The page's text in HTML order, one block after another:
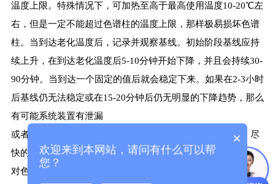
温度上限。特殊情况下，可加热至高于最高使用温度10-20℃左
右，但是一定不能超过色谱柱的温度上限，那样极易损坏色谱
柱。当到达老化温度后，记录并观察基线。初始阶段基线应持
续上升，在到达老化温度后5-10分钟开始下降，并且会持续30-
90分钟。当到达一个固定的值后就会稳定下来。如果在2-3小时
后基线仍无法稳定或在15-20分钟后仍无明显的下降趋势，那么
有可能系统装置有泄漏
或者污染。遇到这样的情况，应立即将柱温降到40℃以下，尽
快的检查系统并解决相关的问题。如果还是继续的老化，不仅
对色谱柱有损坏而且始终得不到正常稳定的基线。一般来说，
×
欢迎来到本网站，请问有什么可以帮
您？